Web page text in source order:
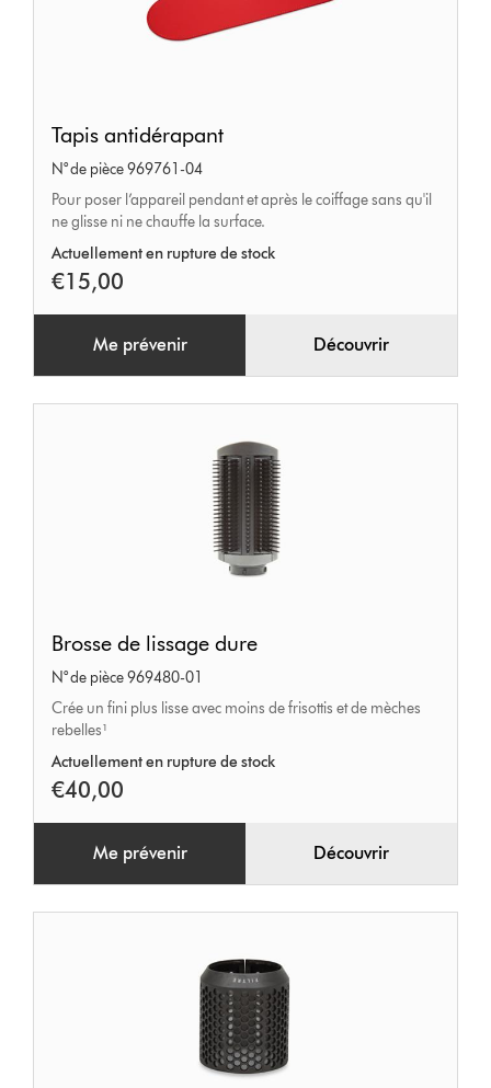
antidérapant
Tapis antidérapant
N° de pièce 969761-04
Pour poser l’appareil pendant et après le coiffage sans qu'il
ne glisse ni ne chauffe la surface.
Actuellement en rupture de stock
€15,00
Me prévenir Découvrir
de
lissage
dure
Brosse de lissage dure
N° de pièce 969480-01
Crée un fini plus lisse avec moins de frisottis et de mèches
rebelles¹
Actuellement en rupture de stock
€40,00
Me prévenir Découvrir